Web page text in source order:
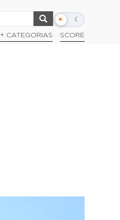
☀ ☾
Alternar
escuro
+ CATEGORIAS SCORE